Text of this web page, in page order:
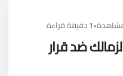
•1 دقيقة قراءة
ضد قرار